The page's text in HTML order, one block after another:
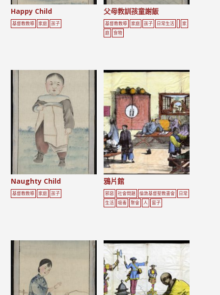
Happy Child
基督教教導 家庭 孩子
父母教訓孩童謝飯
基督教教導 家庭 孩子 日常生活
家
庭
食物
Naughty Child
基督教教導 家庭 孩子
鴉片館
邪惡 社會問題 倫敦基督聖教書會
日常
生活
吸毒 聚會 人 窗子